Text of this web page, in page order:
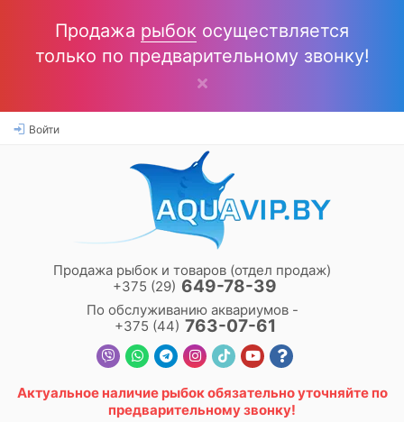
Продажа рыбок осуществляется
только по предварительному звонку!
Войти
Продажа рыбок и товаров (отдел продаж)
+375 (29) 649-78-39
По обслуживанию аквариумов -
+375 (44) 763-07-61
Актуальное наличие рыбокобязательно уточняйте по
предварительному звонку!